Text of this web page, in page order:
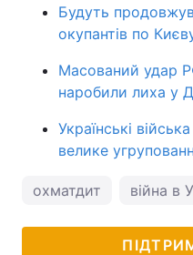
Будуть
окупантів по
Масований удар
наробили лиха у
Українські
велике
охматдит війна в